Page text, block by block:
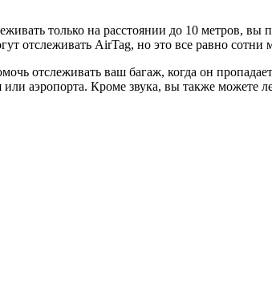
только на расстоянии до 10 метров, вы
отслеживать AirTag, но это все равно сотни
отслеживать ваш багаж, когда он
аэропорта. Кроме звука, вы также можете